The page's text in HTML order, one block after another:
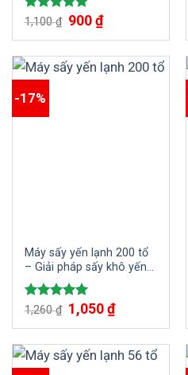
Được xếp
1,100₫ 900₫
-17%
Máy sấy yến lạnh 200 tổ
– Giải pháp sấy khô yến
trắng đẹp
Được xếp
5.00
1,260₫ 1,050₫